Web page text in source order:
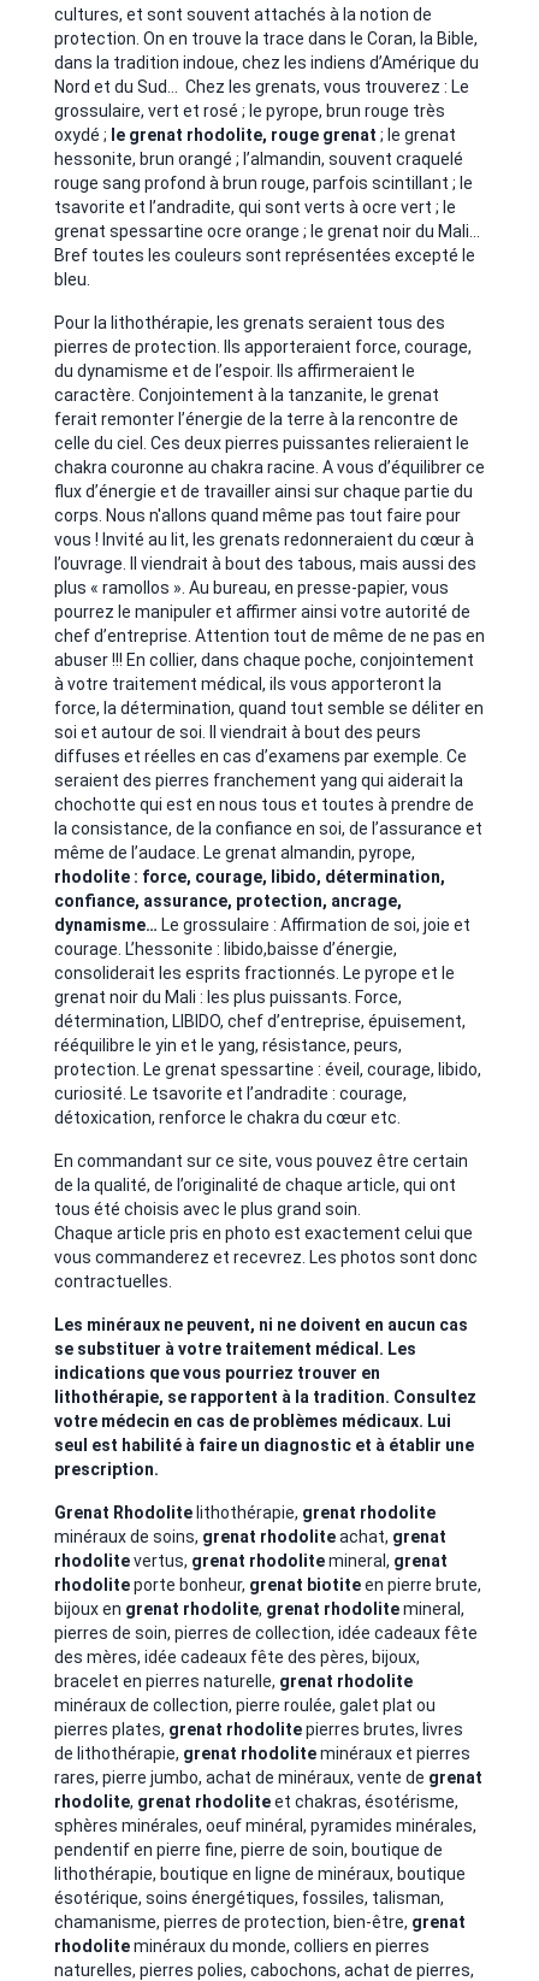
cultures, et sont souvent attachés à la notion de
protection. On en trouve la trace dans le Coran, la Bible,
dans la tradition indoue, chez les indiens d’Amérique du
Nord et du Sud… Chez les grenats, vous trouverez : Le
grossulaire, vert et rosé ; le pyrope, brun rouge très
oxydé ; le grenat rhodolite, rouge grenat ; le grenat
hessonite, brun orangé ; l’almandin, souvent craquelé
rouge sang profond à brun rouge, parfois scintillant ; le
tsavorite et l’andradite, qui sont verts à ocre vert ; le
grenat spessartine ocre orange ; le grenat noir du Mali…
Bref toutes les couleurs sont représentées excepté le
bleu.
Pour la lithothérapie, les grenats seraient tous des
pierres de protection. Ils apporteraient force, courage,
du dynamisme et de l’espoir. Ils affirmeraient le
caractère. Conjointement à la tanzanite, le grenat
ferait remonter l’énergie de la terre à la rencontre de
celle du ciel. Ces deux pierres puissantes relieraient le
chakra couronne au chakra racine. A vous d’équilibrer ce
flux d’énergie et de travailler ainsi sur chaque partie du
corps. Nous n'allons quand même pas tout faire pour
vous ! Invité au lit, les grenats redonneraient du cœur à
l’ouvrage. Il viendrait à bout des tabous, mais aussi des
plus « ramollos ». Au bureau, en presse-papier, vous
pourrez le manipuler et affirmer ainsi votre autorité de
chef d’entreprise. Attention tout de même de ne pas en
abuser !!! En collier, dans chaque poche, conjointement
à votre traitement médical, ils vous apporteront la
force, la détermination, quand tout semble se déliter en
soi et autour de soi. Il viendrait à bout des peurs
diffuses et réelles en cas d’examens par exemple. Ce
seraient des pierres franchement yang qui aiderait la
chochotte qui est en nous tous et toutes à prendre de
la consistance, de la confiance en soi, de l’assurance et
même de l’audace. Le grenat almandin, pyrope,
rhodolite : force, courage, libido, détermination,
confiance, assurance, protection, ancrage,
dynamisme… Le grossulaire : Affirmation de soi, joie et
courage. L’hessonite : libido,baisse d’énergie,
consoliderait les esprits fractionnés. Le pyrope et le
grenat noir du Mali : les plus puissants. Force,
détermination, LIBIDO, chef d’entreprise, épuisement,
rééquilibre le yin et le yang, résistance, peurs,
protection. Le grenat spessartine : éveil, courage, libido,
curiosité. Le tsavorite et l’andradite : courage,
détoxication, renforce le chakra du cœur etc.
En commandant sur ce site, vous pouvez être certain
de la qualité, de l’originalité de chaque article, qui ont
tous été choisis avec le plus grand soin.
Chaque article pris en photo est exactement celui que
vous commanderez et recevrez. Les photos sont donc
contractuelles.
Les minéraux ne peuvent, ni ne doivent en aucun cas
se substituer à votre traitement médical. Les
indications que vous pourriez trouver en
lithothérapie, se rapportent à la tradition. Consultez
votre médecin en cas de problèmes médicaux. Lui
seul est habilité à faire un diagnostic et à établir une
prescription.
Grenat Rhodolite lithothérapie, grenat rhodolite
minéraux de soins, grenat rhodoliteachat, grenat
rhodolitevertus, grenat rhodolitemineral, grenat
rhodoliteporte bonheur, grenat biotiteen pierre brute,
bijoux en grenat rhodolite, grenat rhodolitemineral,
pierres de soin, pierres de collection, idée cadeaux fête
des mères, idée cadeaux fête des pères, bijoux,
bracelet en pierres naturelle, grenat rhodolite
minéraux de collection, pierre roulée, galet plat ou
pierres plates, grenat rhodolitepierres brutes, livres
de lithothérapie, grenat rhodoliteminéraux et pierres
rares, pierre jumbo, achat de minéraux, vente de grenat
rhodolite, grenat rhodoliteet chakras, ésotérisme,
sphères minérales, oeuf minéral, pyramides minérales,
pendentif en pierre fine, pierre de soin, boutique de
lithothérapie, boutique en ligne de minéraux, boutique
ésotérique, soins énergétiques, fossiles, talisman,
chamanisme, pierres de protection, bien-être, grenat
rhodoliteminéraux du monde, colliers en pierres
naturelles, pierres polies, cabochons, achat de pierres,